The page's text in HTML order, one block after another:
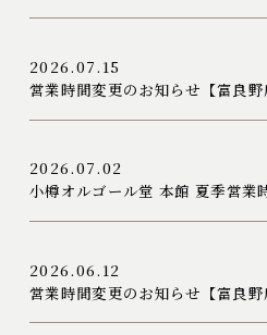
2026.07.15
営業時間変更のお知らせ【富良野
2026.07.02
小樽オルゴール堂 本館 夏季営業
2026.06.12
営業時間変更のお知らせ【富良野